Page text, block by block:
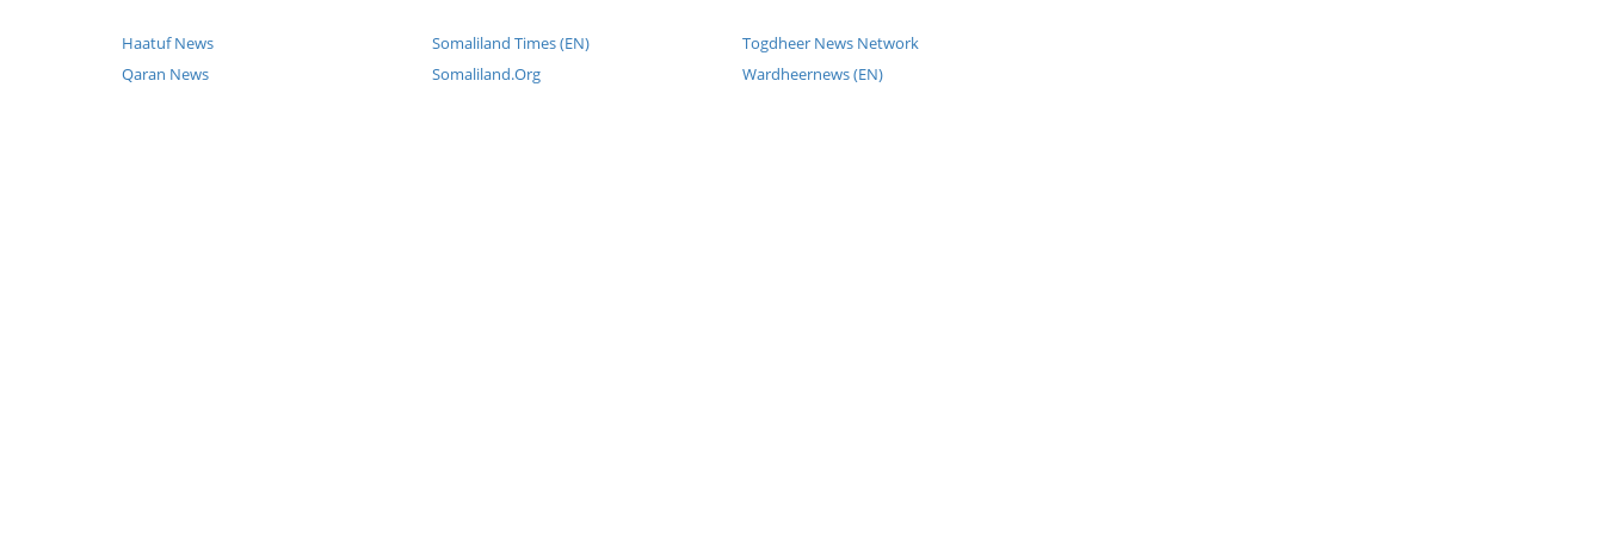
Haatuf News
Qaran News
Somaliland Times (EN)
Somaliland.Org
Togdheer News Network
Wardheernews (EN)